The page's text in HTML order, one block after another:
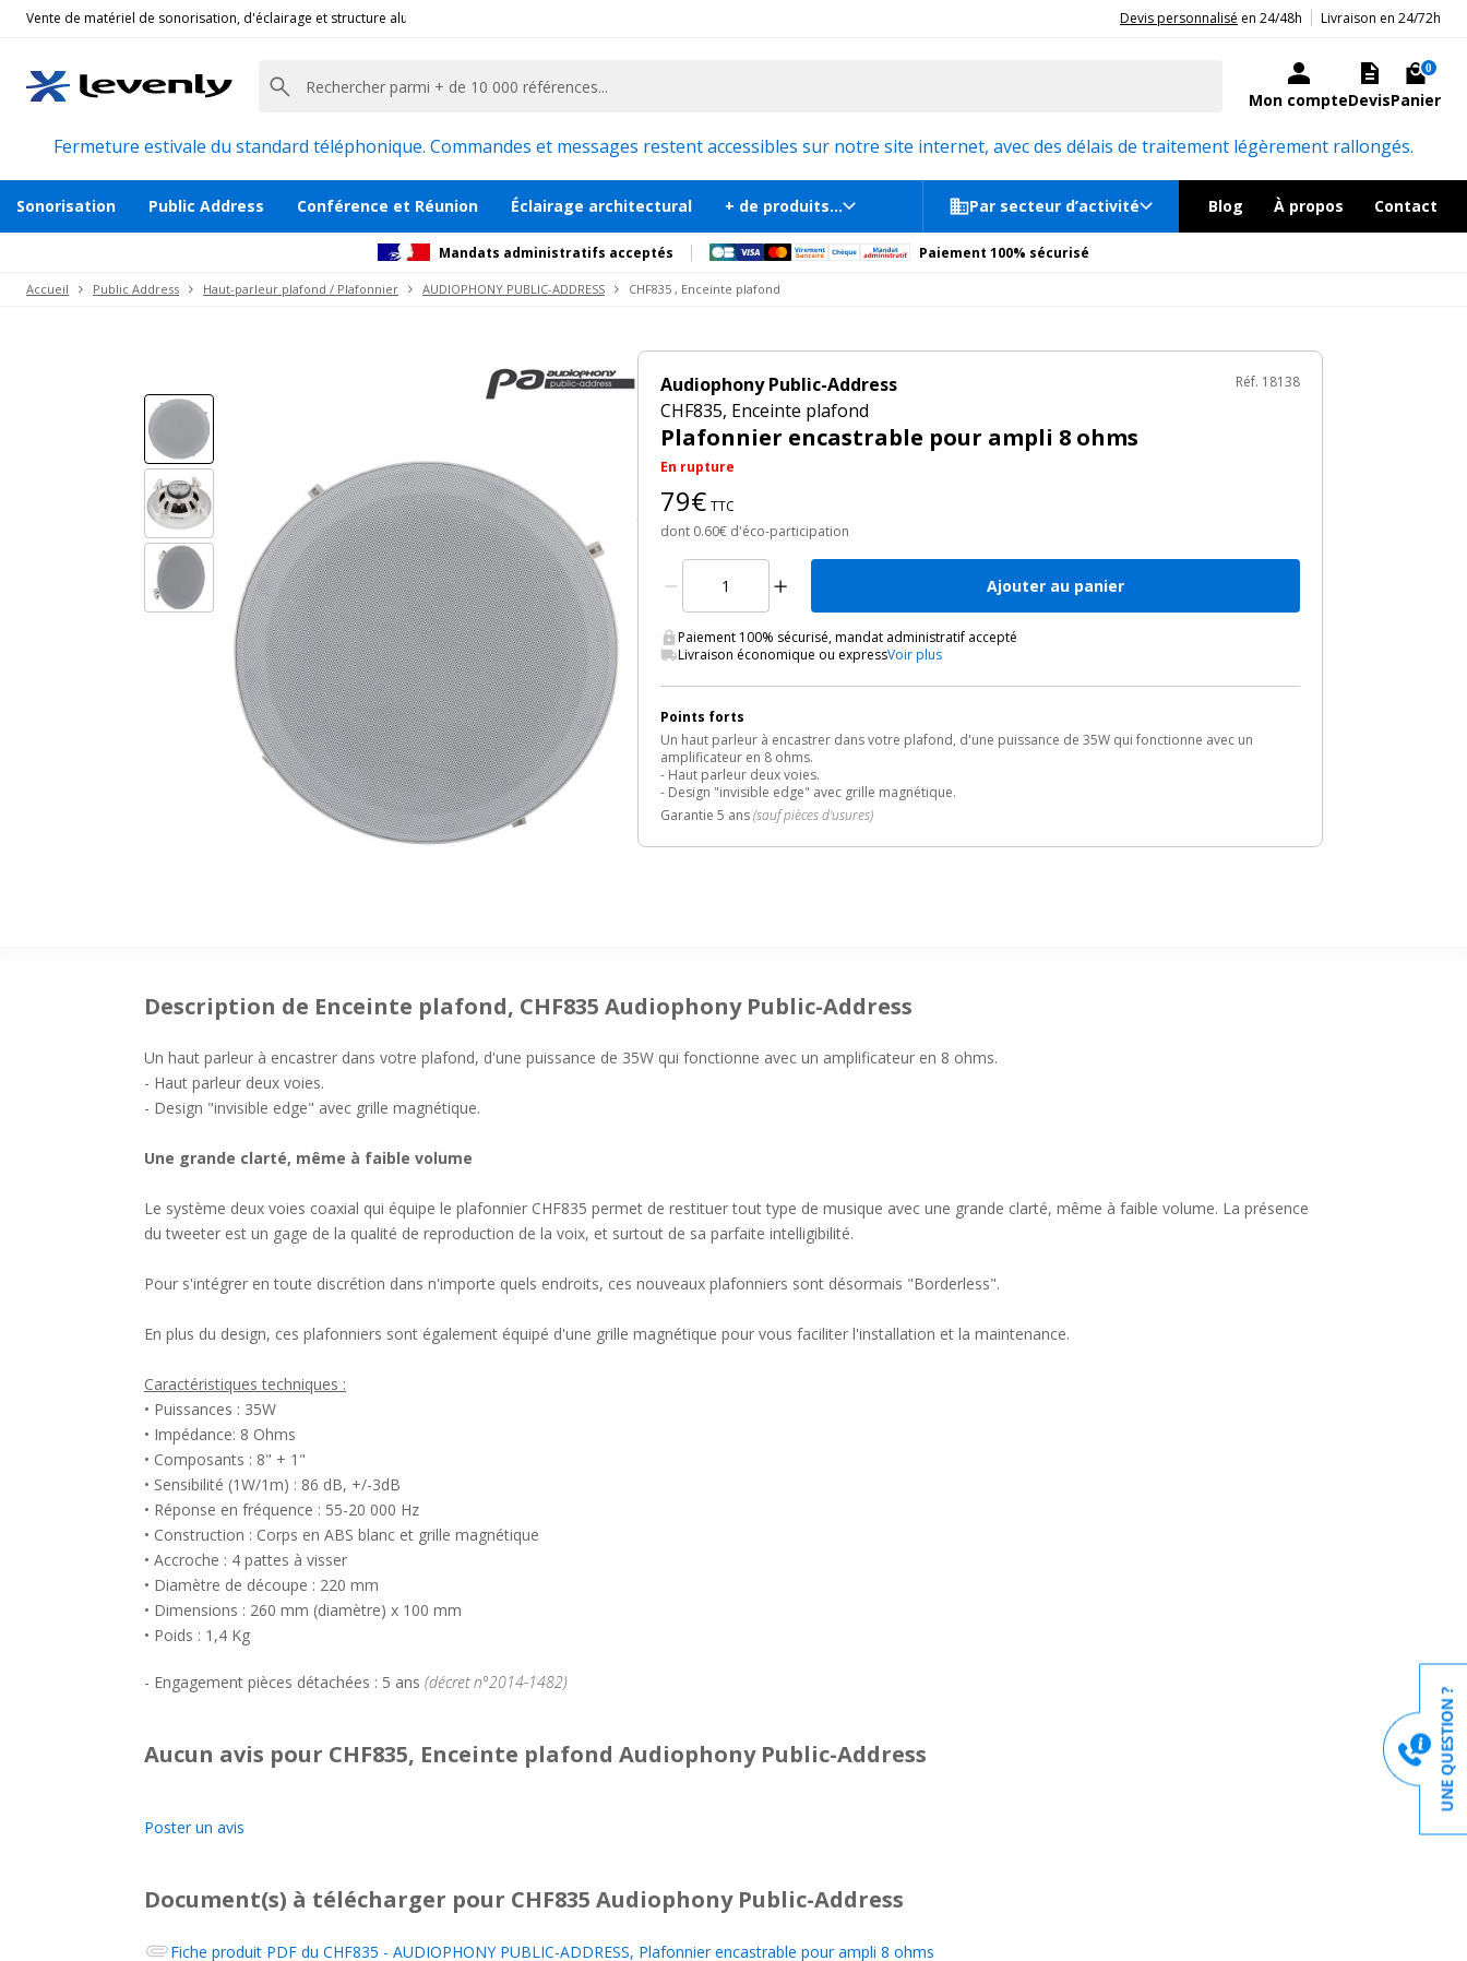
Vente de matériel de sonorisation, d'éclairage et structure alu pour l'évènementiel et la communication, stand exposition, scène, podium et estrade, etc. | 20ans d'expérience aux côtés des professionnels et acteurs publics.
Devis personnalisé en 24/48h Livraison en 24/72h
Mon compteDevisPanier
0
Fermeture estivale du standard téléphonique. Commandes et messages restent accessibles sur notre site internet, avec des délais de traitement légèrement rallongés.
Sonorisation Public Address Conférence et Réunion Éclairage architectural + de produits... Par secteur d’activité Blog À propos Contact
Mandats administratifs acceptés Paiement 100% sécurisé
Accueil Public Address Haut-parleur plafond / Plafonnier AUDIOPHONY PUBLIC-ADDRESS CHF835 , Enceinte plafond
Audiophony Public-Address
CHF835, Enceinte plafond
Plafonnier encastrable pour ampli 8 ohms
Réf. 18138
En rupture
79€ TTC
dont 0.60€ d'éco-participation
Ajouter au panier
Paiement 100% sécurisé, mandat administratif accepté
Livraison économique ou expressVoir plus
Points forts
Un haut parleur à encastrer dans votre plafond, d'une puissance de 35W qui fonctionne avec un
amplificateur en 8 ohms.
- Haut parleur deux voies.
- Design "invisible edge" avec grille magnétique.
Garantie 5 ans(sauf pièces d'usures)
Description de Enceinte plafond, CHF835 Audiophony Public-Address
Un haut parleur à encastrer dans votre plafond, d'une puissance de 35W qui fonctionne avec un amplificateur en 8 ohms.
- Haut parleur deux voies.
- Design "invisible edge" avec grille magnétique.
Une grande clarté, même à faible volume
Le système deux voies coaxial qui équipe le plafonnier CHF835 permet de restituer tout type de musique avec une grande clarté, même à faible volume. La présence
du tweeter est un gage de la qualité de reproduction de la voix, et surtout de sa parfaite intelligibilité.
Pour s'intégrer en toute discrétion dans n'importe quels endroits, ces nouveaux plafonniers sont désormais "Borderless".
En plus du design, ces plafonniers sont également équipé d'une grille magnétique pour vous faciliter l'installation et la maintenance.
Caractéristiques techniques :
• Puissances : 35W
• Impédance: 8 Ohms
• Composants : 8" + 1"
• Sensibilité (1W/1m) : 86 dB, +/-3dB
• Réponse en fréquence : 55-20 000 Hz
• Construction : Corps en ABS blanc et grille magnétique
• Accroche : 4 pattes à visser
• Diamètre de découpe : 220 mm
• Dimensions : 260 mm (diamètre) x 100 mm
• Poids : 1,4 Kg
- Engagement pièces détachées : 5 ans (décret n°2014-1482)
Aucun avis pour CHF835, Enceinte plafond Audiophony Public-Address
Poster un avis
Document(s) à télécharger pour CHF835 Audiophony Public-Address
Fiche produit PDF du CHF835 - AUDIOPHONY PUBLIC-ADDRESS, Plafonnier encastrable pour ampli 8 ohms